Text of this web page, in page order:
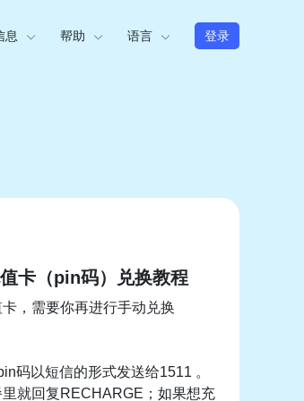
息 帮助 语言 登录
卡（pin码）兑换教程
，需要你再进行手动兑换
码以短信的形式发送给1511 。
就回复RECHARGE；如果想充